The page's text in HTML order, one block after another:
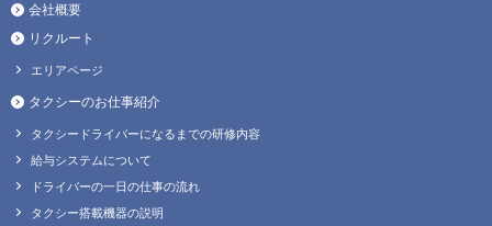
会社概要
リクルート
エリアページ
タクシーのお仕事紹介
タクシードライバーになるまでの研修内容
給与システムについて
ドライバーの一日の仕事の流れ
タクシー搭載機器の説明